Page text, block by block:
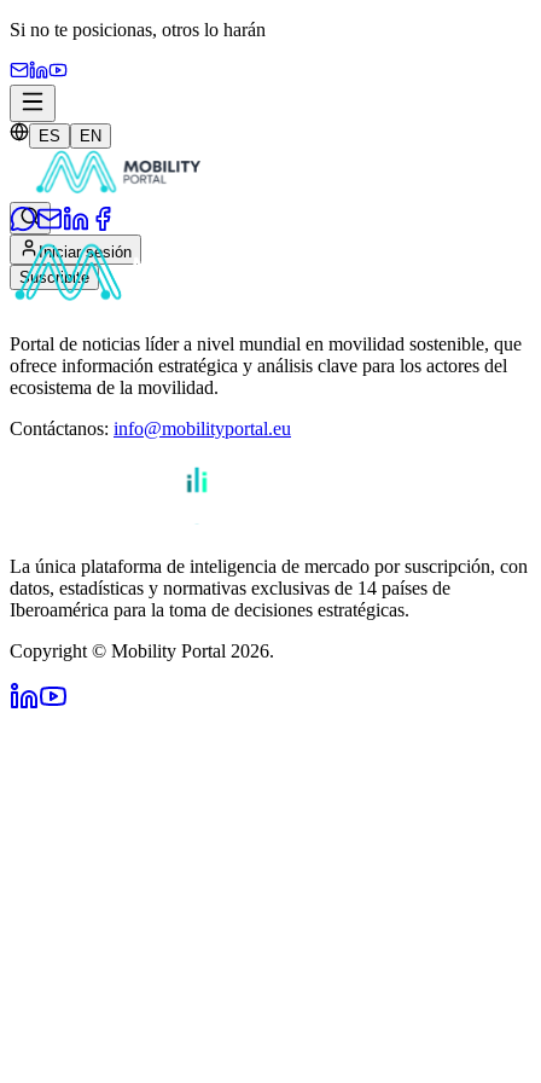
Si no te posicionas, otros lo harán
ES EN
Iniciar sesión
Suscribite
Portal de noticias líder a nivel mundial en movilidad sostenible, que
ofrece información estratégica y análisis clave para los actores del
ecosistema de la movilidad.
Contáctanos: info@mobilityportal.eu
La única plataforma de inteligencia de mercado por suscripción, con
datos, estadísticas y normativas exclusivas de 14 países de
Iberoamérica para la toma de decisiones estratégicas.
Copyright © Mobility Portal 2026.